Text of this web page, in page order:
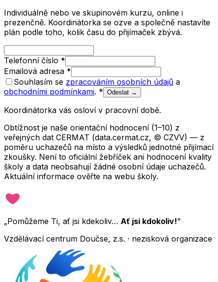
Individuálně nebo ve skupinovém kurzu, online i
prezenčně. Koordinátorka se ozve a společně nastavíte
plán podle toho, kolik času do přijímaček zbývá.
Telefonní číslo *
Emailová adresa *
Souhlasím se zpracováním osobních údajů a
obchodními podmínkami. * Odeslat →
Koordinátorka vás osloví v pracovní době.
Obtížnost je naše orientační hodnocení (1–10) z
veřejných dat CERMAT (data.cermat.cz, © CZVV) — z
poměru uchazečů na místo a výsledků jednotné přijímací
zkoušky. Není to oficiální žebříček ani hodnocení kvality
školy a data neobsahují žádné osobní údaje uchazečů.
Aktuální informace ověřte na webu školy.
„Pomůžeme Ti, ať jsi kdekoliv… Ať jsi kdokoliv!"
Vzdělávací centrum Doučse, z.s. · nezisková organizace